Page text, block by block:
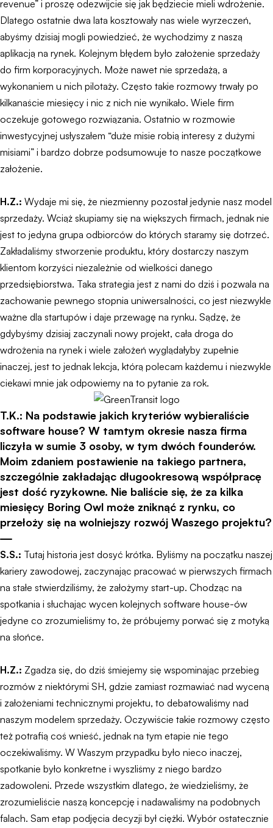
revenue” i proszę odezwijcie się jak będziecie mieli wdrożenie.
Dlatego ostatnie dwa lata kosztowały nas wiele wyrzeczeń,
abyśmy dzisiaj mogli powiedzieć, że wychodzimy z naszą
aplikacją na rynek. Kolejnym błędem było założenie sprzedaży
do firm korporacyjnych. Może nawet nie sprzedażą, a
wykonaniem u nich pilotaży. Często takie rozmowy trwały po
kilkanaście miesięcy i nic z nich nie wynikało. Wiele firm
oczekuje gotowego rozwiązania. Ostatnio w rozmowie
inwestycyjnej usłyszałem “duże misie robią interesy z dużymi
misiami” i bardzo dobrze podsumowuje to nasze początkowe
założenie.
H.Z.: Wydaje mi się, że niezmienny pozostał jedynie nasz model
sprzedaży. Wciąż skupiamy się na większych firmach, jednak nie
jest to jedyna grupa odbiorców do których staramy się dotrzeć.
Zakładaliśmy stworzenie produktu, który dostarczy naszym
klientom korzyści niezależnie od wielkości danego
przedsiębiorstwa. Taka strategia jest z nami do dziś i pozwala na
zachowanie pewnego stopnia uniwersalności, co jest niezwykle
ważne dla startupów i daje przewagę na rynku. Sądzę, że
gdybyśmy dzisiaj zaczynali nowy projekt, cała droga do
wdrożenia na rynek i wiele założeń wyglądałyby zupełnie
inaczej, jest to jednak lekcja, którą polecam każdemu i niezwykle
ciekawi mnie jak odpowiemy na to pytanie za rok.
T.K.: Na podstawie jakich kryteriów wybieraliście
software house? W tamtym okresie nasza firma
liczyła w sumie 3 osoby, w tym dwóch founderów.
Moim zdaniem postawienie na takiego partnera,
szczególnie zakładając długookresową współpracę
jest dość ryzykowne. Nie baliście się, że za kilka
miesięcy Boring Owl może zniknąć z rynku, co
przełoży się na wolniejszy rozwój Waszego projektu?
S.S.: Tutaj historia jest dosyć krótka. Byliśmy na początku naszej
kariery zawodowej, zaczynając pracować w pierwszych firmach
na stałe stwierdziliśmy, że założymy start-up. Chodząc na
spotkania i słuchając wycen kolejnych software house-ów
jedyne co zrozumieliśmy to, że próbujemy porwać się z motyką
na słońce.
H.Z.: Zgadza się, do dziś śmiejemy się wspominając przebieg
rozmów z niektórymi SH, gdzie zamiast rozmawiać nad wyceną
i założeniami technicznymi projektu, to debatowaliśmy nad
naszym modelem sprzedaży. Oczywiście takie rozmowy często
też potrafią coś wnieść, jednak na tym etapie nie tego
oczekiwaliśmy. W Waszym przypadku było nieco inaczej,
spotkanie było konkretne i wyszliśmy z niego bardzo
zadowoleni. Przede wszystkim dlatego, że wiedzieliśmy, że
zrozumieliście naszą koncepcję i nadawaliśmy na podobnych
falach. Sam etap podjęcia decyzji był ciężki. Wybór ostatecznie